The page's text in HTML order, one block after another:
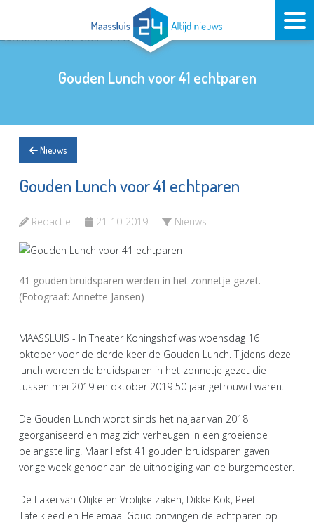
Gouden Lunch voor 41 echtparen
Nieuws
Gouden Lunch voor 41 echtparen
Redactie 21-10-2019 Nieuws
41 gouden bruidsparen werden in het zonnetje gezet.
(Fotograaf: Annette Jansen)
MAASSLUIS - In Theater Koningshof was woensdag 16
oktober voor de derde keer de Gouden Lunch. Tijdens deze
lunch werden de bruidsparen in het zonnetje gezet die
tussen mei 2019 en oktober 2019 50 jaar getrouwd waren.
De Gouden Lunch wordt sinds het najaar van 2018
georganiseerd en mag zich verheugen in een groeiende
belangstelling. Maar liefst 41 gouden bruidsparen gaven
vorige week gehoor aan de uitnodiging van de burgemeester.
De Lakei van Olijke en Vrolijke zaken, Dikke Kok, Peet
Tafelkleed en Helemaal Goud ontvingen de echtparen op